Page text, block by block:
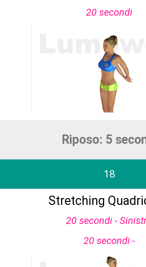
20 secondi
Riposo: 5
18
Stretching
20 secondi -
20 secondi -